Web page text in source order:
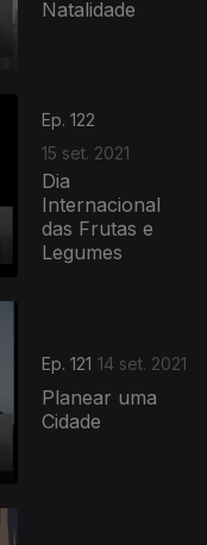
Natalidade
Ep. 122
15 set. 2021
Dia
Internacional
das Frutas e
Legumes
Ep. 121 14 set. 2021
Planear uma
Cidade